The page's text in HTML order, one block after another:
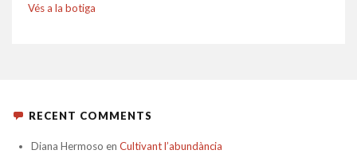
Vés a la botiga
RECENT COMMENTS
Diana Hermoso en Cultivant l’abundància